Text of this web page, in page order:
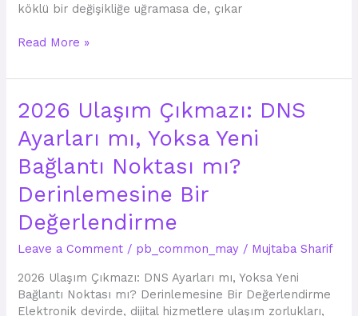
köklü bir değişikliğe uğramasa de, çıkar
Read More »
2026 Ulaşım Çıkmazı: DNS
Ayarları mı, Yoksa Yeni
Bağlantı Noktası mı?
Derinlemesine Bir
Değerlendirme
Leave a Comment / pb_common_may / Mujtaba Sharif
2026 Ulaşım Çıkmazı: DNS Ayarları mı, Yoksa Yeni
Bağlantı Noktası mı? Derinlemesine Bir Değerlendirme
Elektronik devirde, dijital hizmetlere ulaşım zorlukları,
2026
Ulaşım
Çıkmazı:
DNS
Ayarları
mı,
Yoksa
Yeni
Bağlantı
Noktası
mı?
Derinlemesine
Bir